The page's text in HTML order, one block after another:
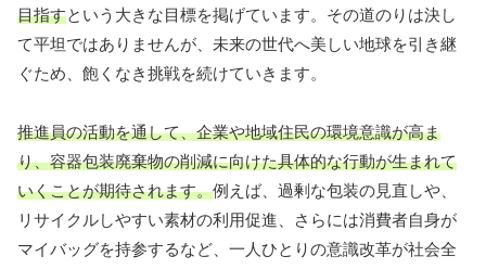
目指すという大きな目標を掲げています。その道のりは決し
て平坦ではありませんが、未来の世代へ美しい地球を引き継
ぐため、飽くなき挑戦を続けていきます。
推進員の活動を通して、企業や地域住民の環境意識が高ま
り、容器包装廃棄物の削減に向けた具体的な行動が生まれて
いくことが期待されます。例えば、過剰な包装の見直しや、
リサイクルしやすい素材の利用促進、さらには消費者自身が
マイバッグを持参するなど、一人ひとりの意識改革が社会全